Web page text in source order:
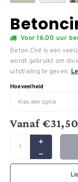
Voor 16.00 uur
Beton Ciré is een
wordt gebruikt om
uitstraling te geven.
Hoeveelheid
Vanaf€31,50